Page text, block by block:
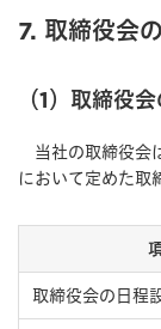
7. 取締役会
（1）取締役
当社の取締役会
において定めた取
取締役会の日程